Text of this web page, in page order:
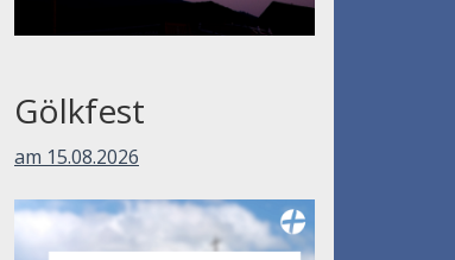
Gölkfest
am 15.08.2026